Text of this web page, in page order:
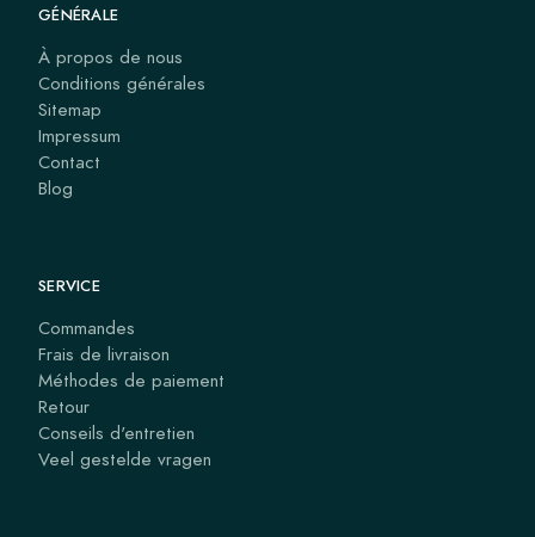
GÉNÉRALE
À propos de nous
Conditions générales
Sitemap
Impressum
Contact
Blog
SERVICE
Commandes
Frais de livraison
Méthodes de paiement
Retour
Conseils d'entretien
Veel gestelde vragen